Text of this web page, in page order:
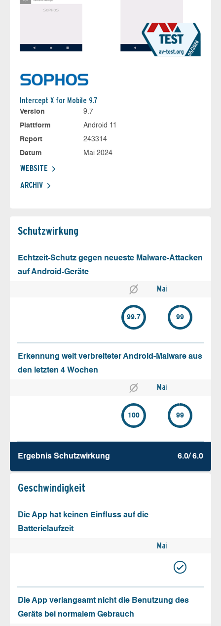
Intercept X for Mobile 9.7
Version
9.7
Plattform
Android 11
Report
243314
Datum
Mai 2024
WEBSITE
ARCHIV
Schutz­wirkung
Echtzeit-Schutz gegen neueste Malware-Attacken
auf Android-Geräte
Mai
99.7 99
Erkennung weit verbreiteter Android-Malware aus
den letzten 4 Wochen
Mai
100 99
Ergebnis Schutz­wirkung 6.0/ 6.0
Geschw­indigkeit
Die App hat keinen Einfluss auf die
Batterielaufzeit
Mai
Die App verlangsamt nicht die Benutzung des
Geräts bei normalem Gebrauch